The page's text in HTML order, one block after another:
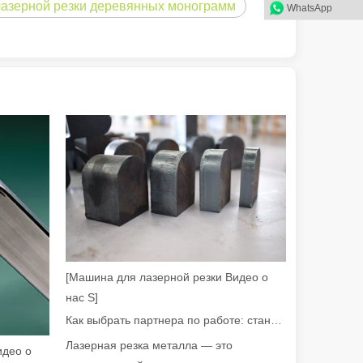
быстро развивающемся мире производства металлов
обрабатывать различные металлические трубы с
резки деревянных монограмм
о
[Машина для лазерной резки Видео о
нас S]
Как выбрать партнера по работе: станок для лазерной резки
Лазерная резка металла — это
WhatsApp